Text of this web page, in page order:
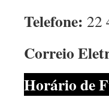
Telefone: 22
Correio
Horário de